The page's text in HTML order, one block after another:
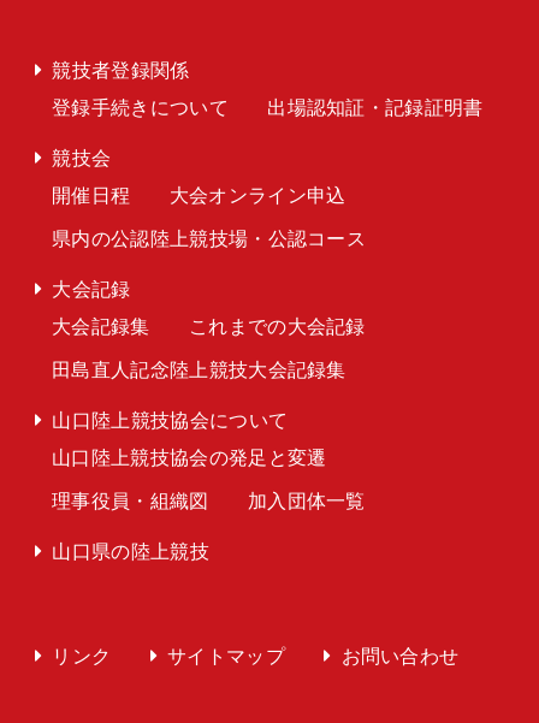
競技者登録関係
登録手続きについて
出場認知証・記録証明書
競技会
開催日程
大会オンライン申込
県内の公認陸上競技場・公認コース
大会記録
大会記録集
これまでの大会記録
田島直人記念陸上競技大会記録集
山口陸上競技協会について
山口陸上競技協会の発足と変遷
理事役員・組織図 加入団体一覧
山口県の陸上競技
リンク サイトマップ お問い合わせ